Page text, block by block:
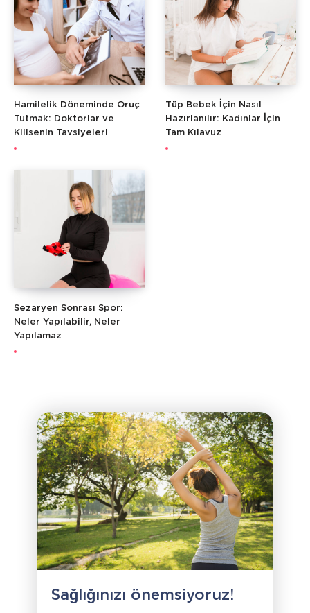
Hamilelik Döneminde Oruç
Tutmak: Doktorlar ve
Kilisenin Tavsiyeleri
Tüp Bebek İçin Nasıl
Hazırlanılır: Kadınlar İçin
Tam Kılavuz
Sezaryen Sonrası Spor:
Neler Yapılabilir, Neler
Yapılamaz
Sağlığınızı önemsiyoruz!